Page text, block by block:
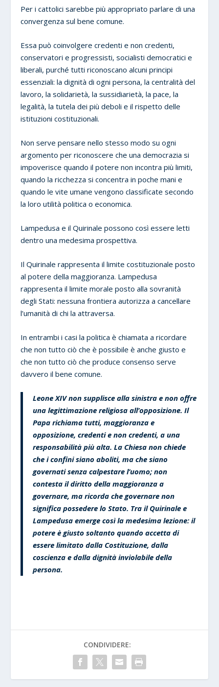
Per i cattolici sarebbe più appropriato parlare di una
convergenza sul bene comune.
Essa può coinvolgere credenti e non credenti,
conservatori e progressisti, socialisti democratici e
liberali, purché tutti riconoscano alcuni principi
essenziali: la dignità di ogni persona, la centralità del
lavoro, la solidarietà, la sussidiarietà, la pace, la
legalità, la tutela dei più deboli e il rispetto delle
istituzioni costituzionali.
Non serve pensare nello stesso modo su ogni
argomento per riconoscere che una democrazia si
impoverisce quando il potere non incontra più limiti,
quando la ricchezza si concentra in poche mani e
quando le vite umane vengono classificate secondo
la loro utilità politica o economica.
Lampedusa e il Quirinale possono così essere letti
dentro una medesima prospettiva.
Il Quirinale rappresenta il limite costituzionale posto
al potere della maggioranza. Lampedusa
rappresenta il limite morale posto alla sovranità
degli Stati: nessuna frontiera autorizza a cancellare
l’umanità di chi la attraversa.
In entrambi i casi la politica è chiamata a ricordare
che non tutto ciò che è possibile è anche giusto e
che non tutto ciò che produce consenso serve
davvero il bene comune.
Leone XIV non supplisce alla sinistra e non offre
una legittimazione religiosa all’opposizione. Il
Papa richiama tutti, maggioranza e
opposizione, credenti e non credenti, a una
responsabilità più alta. La Chiesa non chiede
che i confini siano aboliti, ma che siano
governati senza calpestare l’uomo; non
contesta il diritto della maggioranza a
governare, ma ricorda che governare non
significa possedere lo Stato. Tra il Quirinale e
Lampedusa emerge così la medesima lezione: il
potere è giusto soltanto quando accetta di
essere limitato dalla Costituzione, dalla
coscienza e dalla dignità inviolabile della
persona.
CONDIVIDERE: